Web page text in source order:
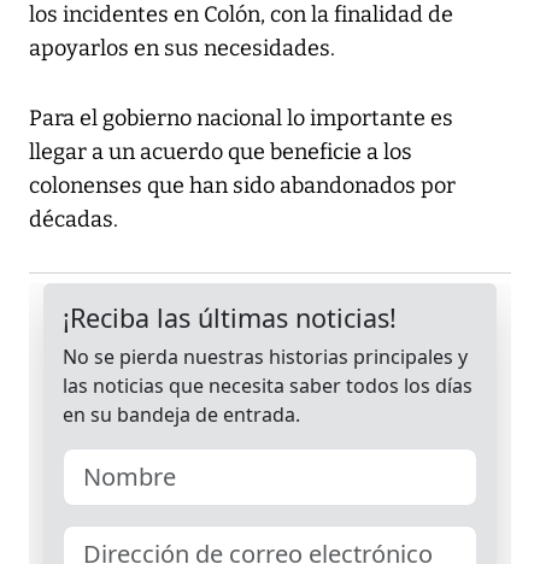
los incidentes en Colón, con la finalidad de
apoyarlos en sus necesidades.
Para el gobierno nacional lo importante es
llegar a un acuerdo que beneficie a los
colonenses que han sido abandonados por
décadas.